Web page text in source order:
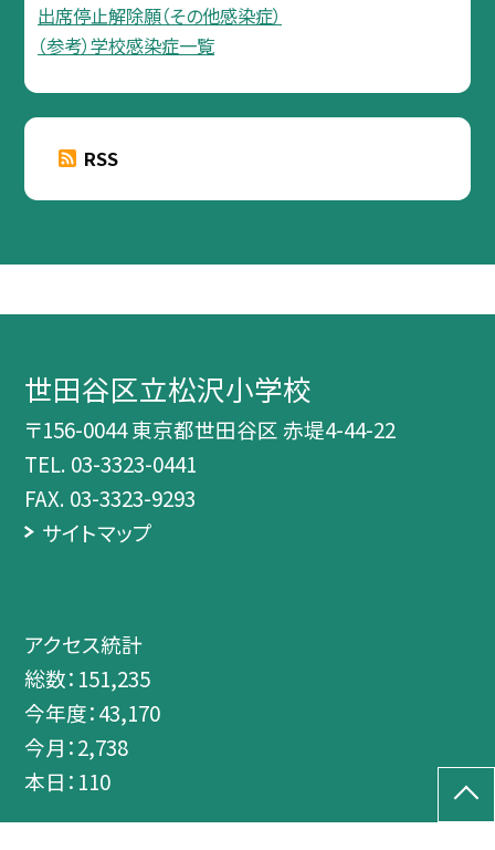
出席停止解除願（その他感染症）
（参考）学校感染症一覧
RSS
世田谷区立松沢小学校
〒156-0044 東京都世田谷区 赤堤4-44-22
TEL. 03-3323-0441
FAX. 03-3323-9293
サイトマップ
アクセス統計
総数： 151,235
今年度：43,170
今月：2,738
本日： 110